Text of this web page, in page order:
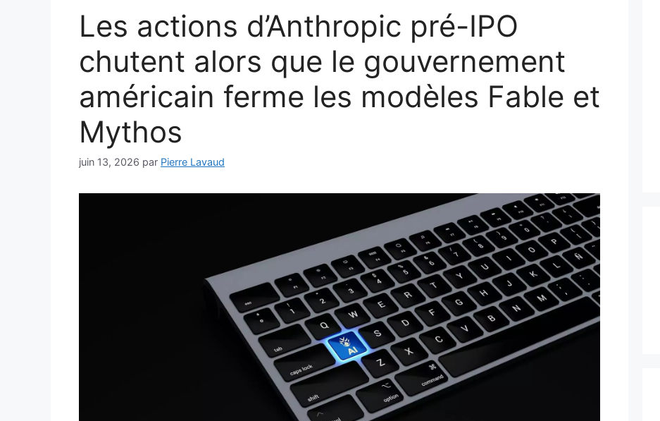
Les actions d’Anthropic pré-IPO
chutent alors que le gouvernement
américain ferme les modèles Fable et
Mythos
juin 13, 2026 par Pierre Lavaud